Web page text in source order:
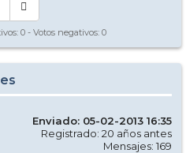
0 - Votos negativos: 0
Enviado: 05-02-2013 16:35
Registrado: 20 años antes
Mensajes: 169